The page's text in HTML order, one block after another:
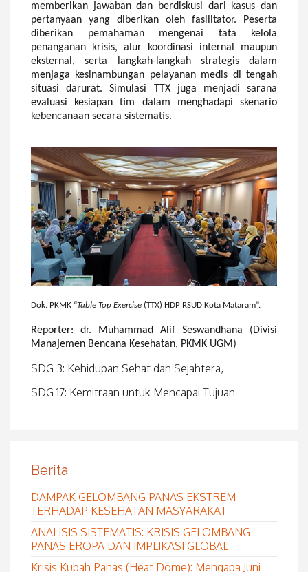
memberikan jawaban dan berdiskusi dari kasus dan
pertanyaan yang diberikan oleh fasilitator. Peserta
diberikan pemahaman mengenai tata kelola
penanganan krisis, alur koordinasi internal maupun
eksternal, serta langkah-langkah strategis dalam
menjaga kesinambungan pelayanan medis di tengah
situasi darurat. Simulasi TTX juga menjadi sarana
evaluasi kesiapan tim dalam menghadapi skenario
kebencanaan secara sistematis.
Dok. PKMK “Table Top Exercise (TTX) HDP RSUD Kota Mataram”.
Reporter: dr. Muhammad Alif Seswandhana (Divisi
Manajemen Bencana Kesehatan, PKMK UGM)
SDG 3: Kehidupan Sehat dan Sejahtera,
SDG 17: Kemitraan untuk Mencapai Tujuan
Berita
DAMPAK GELOMBANG PANAS EKSTREM
TERHADAP KESEHATAN MASYARAKAT
ANALISIS SISTEMATIS: KRISIS GELOMBANG
PANAS EROPA DAN IMPLIKASI GLOBAL
Krisis Kubah Panas (Heat Dome): Mengapa Juni